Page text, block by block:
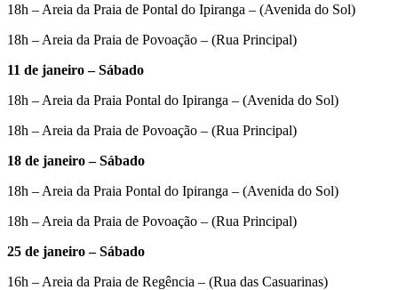
18h – Areia da Praia de Pontal do Ipiranga – (Avenida do Sol)
18h – Areia da Praia de Povoação – (Rua Principal)
11 de janeiro – Sábado
18h – Areia da Praia Pontal do Ipiranga – (Avenida do Sol)
18h – Areia da Praia de Povoação – (Rua Principal)
18 de janeiro – Sábado
18h – Areia da Praia Pontal do Ipiranga – (Avenida do Sol)
18h – Areia da Praia de Povoação – (Rua Principal)
25 de janeiro – Sábado
16h – Areia da Praia de Regência – (Rua das Casuarinas)